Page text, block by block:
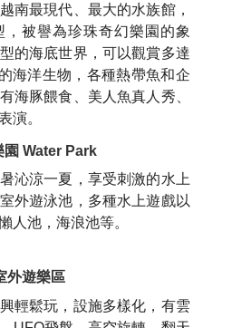
南最現代、最大的水族館，
被譽為珍珠奇幻樂園的象
的海底世界，可以觀賞多達
海洋生物，各種熱帶魚和企
海豚餵食、美人魚真人秀、
演。
園 Water Park
沁涼一夏，享受刺激的水上
外遊泳池，多種水上遊戲以
人池，海浪池等。
外遊樂區
輕鬆玩，設施多樣化，有雲